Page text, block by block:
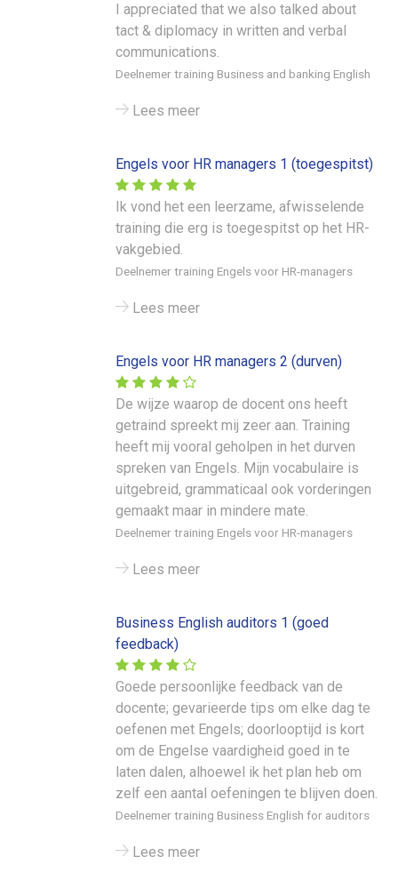
I appreciated that we also talked about
tact & diplomacy in written and verbal
communications.
Deelnemer training Business and banking English
Lees meer
Engels voor HR managers 1 (toegespitst)
Ik vond het een leerzame, afwisselende
training die erg is toegespitst op het HR-
vakgebied.
Deelnemer training Engels voor HR-managers
Lees meer
Engels voor HR managers 2 (durven)
De wijze waarop de docent ons heeft
getraind spreekt mij zeer aan. Training
heeft mij vooral geholpen in het durven
spreken van Engels. Mijn vocabulaire is
uitgebreid, grammaticaal ook vorderingen
gemaakt maar in mindere mate.
Deelnemer training Engels voor HR-managers
Lees meer
Business English auditors 1 (goed
feedback)
Goede persoonlijke feedback van de
docente; gevarieerde tips om elke dag te
oefenen met Engels; doorlooptijd is kort
om de Engelse vaardigheid goed in te
laten dalen, alhoewel ik het plan heb om
zelf een aantal oefeningen te blijven doen.
Deelnemer training Business English for auditors
Lees meer